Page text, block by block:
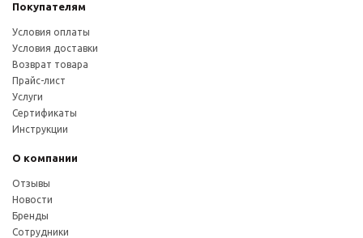
Покупателям
Условия оплаты
Условия доставки
Возврат товара
Прайс-лист
Услуги
Сертификаты
Инструкции
О компании
Отзывы
Новости
Бренды
Сотрудники